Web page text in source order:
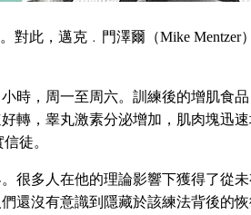
對此，邁克﹒門澤爾（Mike
時，周一至周六。訓練後的增肌食
轉，睾丸激素分泌增加，肌肉塊迅
徒。
很多人在他的理論影響下獲得了從
還沒有意識到隱藏於該練法背後的